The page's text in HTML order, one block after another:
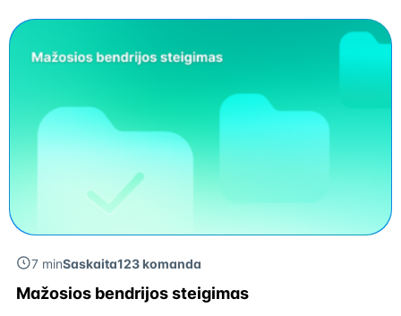
7 minSaskaita123 komanda
Mažosios bendrijos steigimas